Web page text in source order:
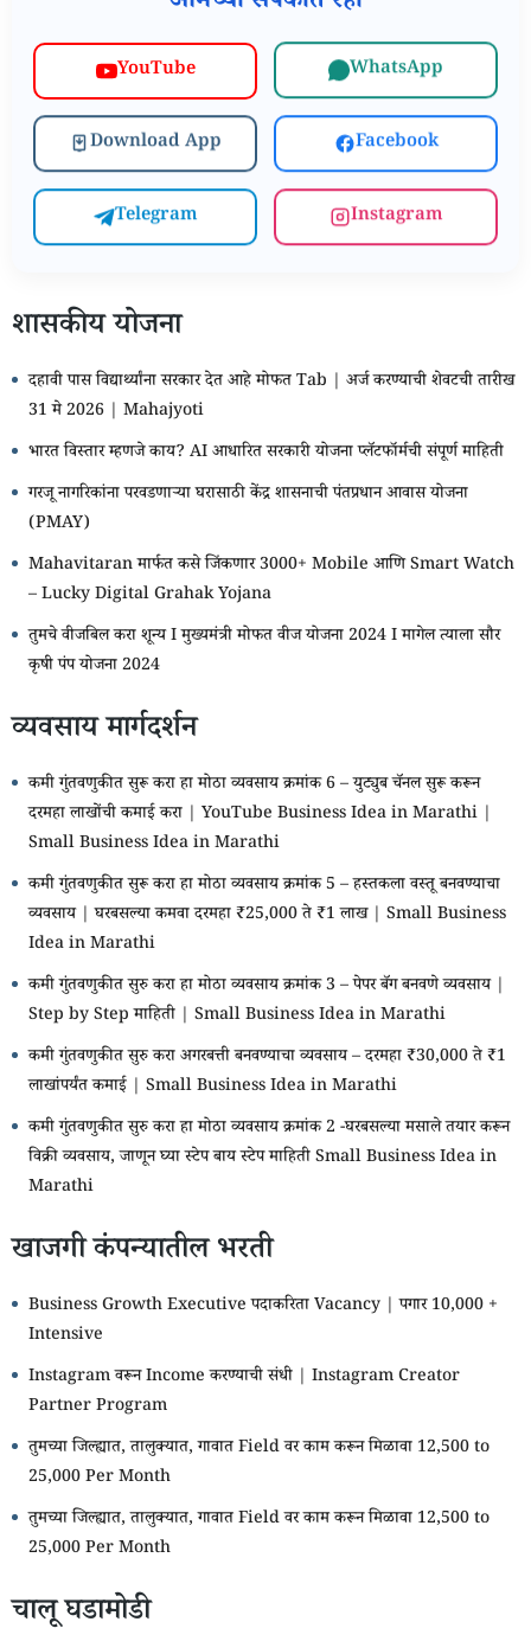
YouTube WhatsApp
Download App Facebook
Telegram Instagram
शासकीय योजना
दहावी पास विद्यार्थ्यांना सरकार देत आहे मोफत Tab | अर्ज करण्याची शेवटची तारीख
31 मे 2026 | Mahajyoti
भारत विस्तार म्हणजे काय? AI आधारित सरकारी योजना प्लॅटफॉर्मची संपूर्ण माहिती
गरजू नागरिकांना परवडणाऱ्या घरासाठी केंद्र शासनाची पंतप्रधान आवास योजना
(PMAY)
Mahavitaran मार्फत कसे जिंकणार 3000+ Mobile आणि Smart Watch
– Lucky Digital Grahak Yojana
तुमचे वीजबिल करा शून्य I मुख्यमंत्री मोफत वीज योजना 2024 I मागेल त्याला सौर
कृषी पंप योजना 2024
व्यवसाय मार्गदर्शन
कमी गुंतवणुकीत सुरू करा हा मोठा व्यवसाय क्रमांक 6 – युट्युब चॅनल सुरू करून
दरमहा लाखोंची कमाई करा | YouTube Business Idea in Marathi |
Small Business Idea in Marathi
कमी गुंतवणुकीत सुरू करा हा मोठा व्यवसाय क्रमांक 5 – हस्तकला वस्तू बनवण्याचा
व्यवसाय | घरबसल्या कमवा दरमहा ₹25,000 ते ₹1 लाख | Small Business
Idea in Marathi
कमी गुंतवणुकीत सुरु करा हा मोठा व्यवसाय क्रमांक 3 – पेपर बॅग बनवणे व्यवसाय |
Step by Step माहिती | Small Business Idea in Marathi
कमी गुंतवणुकीत सुरु करा अगरबत्ती बनवण्याचा व्यवसाय – दरमहा ₹30,000 ते ₹1
लाखांपर्यंत कमाई | Small Business Idea in Marathi
कमी गुंतवणुकीत सुरु करा हा मोठा व्यवसाय क्रमांक 2 -घरबसल्या मसाले तयार करून
विक्री व्यवसाय, जाणून घ्या स्टेप बाय स्टेप माहिती Small Business Idea in
Marathi
खाजगी कंपन्यातील भरती
Business Growth Executive पदाकरिता Vacancy | पगार 10,000 +
Intensive
Instagram वरून Income करण्याची संधी | Instagram Creator
Partner Program
तुमच्या जिल्ह्यात, तालुक्यात, गावात Field वर काम करून मिळावा 12,500 to
25,000 Per Month
तुमच्या जिल्ह्यात, तालुक्यात, गावात Field वर काम करून मिळावा 12,500 to
25,000 Per Month
चालू घडामोडी